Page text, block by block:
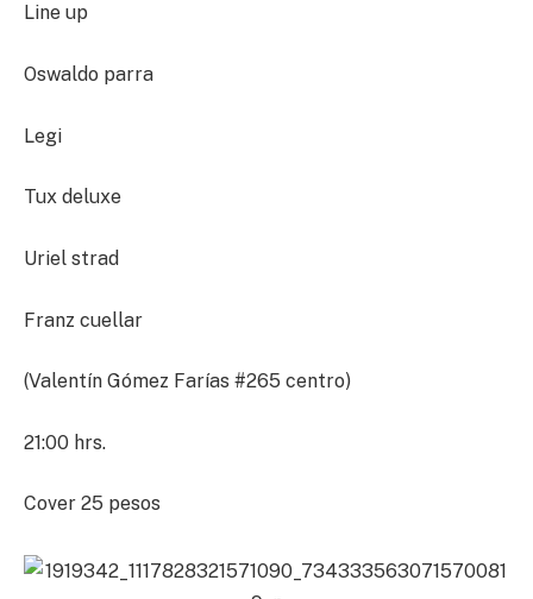
Line up
Oswaldo parra
Legi
Tux deluxe
Uriel strad
Franz cuellar
(Valentín Gómez Farías #265 centro)
21:00 hrs.
Cover 25 pesos